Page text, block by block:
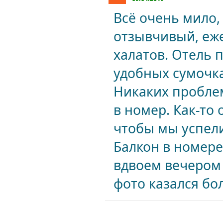
Всё очень
отзывчивый,
халатов. Отель
удобных
Никаких
в номер. Как-то
чтобы мы
Балкон в
вдвоем
фото казался